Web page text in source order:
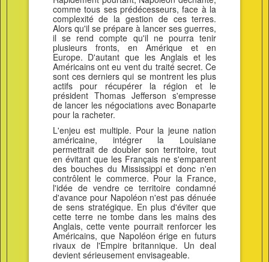
comme tous ses prédécesseurs, face à la
complexité de la gestion de ces terres.
Alors qu'il se prépare à lancer ses guerres,
il se rend compte qu'il ne pourra tenir
plusieurs fronts, en Amérique et en
Europe. D'autant que les Anglais et les
Américains ont eu vent du traité secret. Ce
sont ces derniers qui se montrent les plus
actifs pour récupérer la région et le
président Thomas Jefferson s'empresse
de lancer les négociations avec Bonaparte
pour la racheter.
L'enjeu est multiple. Pour la jeune nation
américaine, intégrer la Louisiane
permettrait de doubler son territoire, tout
en évitant que les Français ne s'emparent
des bouches du Mississippi et donc n'en
contrôlent le commerce. Pour la France,
l'idée de vendre ce territoire condamné
d'avance pour Napoléon n'est pas dénuée
de sens stratégique. En plus d'éviter que
cette terre ne tombe dans les mains des
Anglais, cette vente pourrait renforcer les
Américains, que Napoléon érige en futurs
rivaux de l'Empire britannique. Un deal
devient sérieusement envisageable.